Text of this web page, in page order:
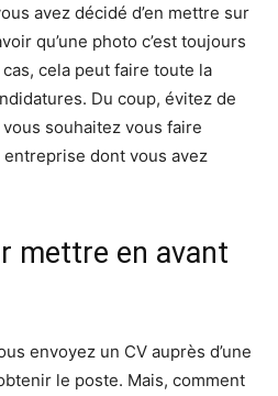
avez décidé d’en mettre sur
qu’une photo c’est toujours
cela peut faire toute la
Du coup, évitez de
souhaitez vous faire
entreprise dont vous avez
mettre en avant
envoyez un CV auprès d’une
le poste. Mais, comment